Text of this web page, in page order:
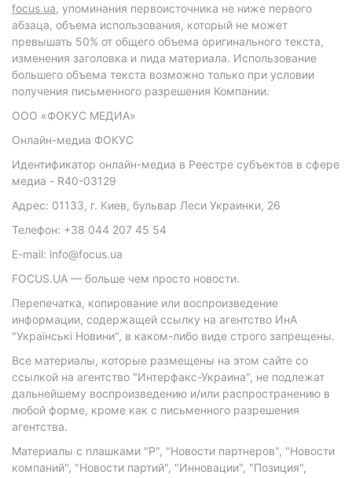
focus.ua, упоминания первоисточника не ниже первого
абзаца, объема использования, который не может
превышать 50% от общего объема оригинального текста,
изменения заголовка и лида материала. Использование
большего объема текста возможно только при условии
получения письменного разрешения Компании.
ООО «ФОКУС МЕДИА»
Онлайн-медиа ФОКУС
Идентификатор онлайн-медиа в Реестре субъектов в сфере
медиа - R40-03129
Адрес: 01133, г. Киев, бульвар Леси Украинки, 26
Телефон: +38 044 207 45 54
E-mail: info@focus.ua
FOCUS.UA — больше чем просто новости.
Перепечатка, копирование или воспроизведение
информации, содержащей ссылку на агентство ИнА
"Українські Новини", в каком-либо виде строго запрещены.
Все материалы, которые размещены на этом сайте со
ссылкой на агентство "Интерфакс-Украина", не подлежат
дальнейшему воспроизведению и/или распространению в
любой форме, кроме как с письменного разрешения
агентства.
Материалы с плашками "Р", "Новости партнеров", "Новости
компаний", "Новости партий", "Инновации", "Позиция",